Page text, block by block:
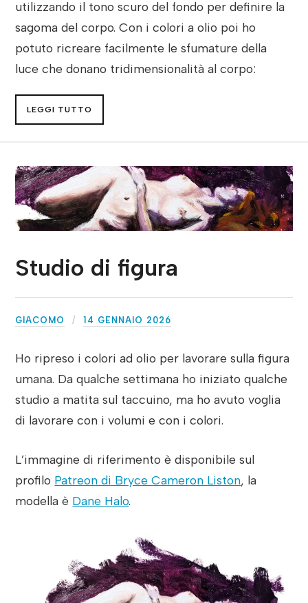
utilizzando il tono scuro del fondo per definire la
sagoma del corpo. Con i colori a olio poi ho
potuto ricreare facilmente le sfumature della
luce che donano tridimensionalità al corpo:
LEGGI TUTTO
Studio di figura
GIACOMO 14 GENNAIO 2026
Ho ripreso i colori ad olio per lavorare sulla figura
umana. Da qualche settimana ho iniziato qualche
studio a matita sul taccuino, ma ho avuto voglia
di lavorare con i volumi e con i colori.
L’immagine di riferimento è disponibile sul
profilo Patreon di Bryce Cameron Liston, la
modella è Dane Halo.